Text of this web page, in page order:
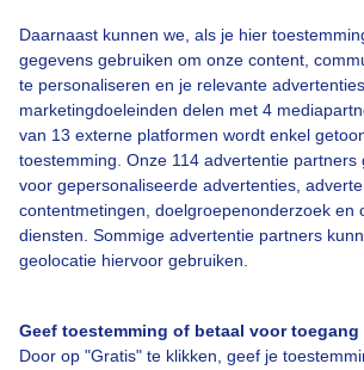
Daarnaast kunnen we, als je hier
gegevens gebruiken om onze content,
te personaliseren en je relevante
marketingdoeleinden delen met 4
van 13 externe platformen wordt enkel
toestemming. Onze 114 advertentie partners
voor gepersonaliseerde advertenties,
contentmetingen, doelgroepenonderzoek en
diensten. Sommige advertentie partners
geolocatie hiervoor gebruiken.
Geef toestemming of betaal voor toegang
Door op "Gratis" te klikken, geef je
Een moment geduld aub...
Over Buienradar
Veelgestelde vragen